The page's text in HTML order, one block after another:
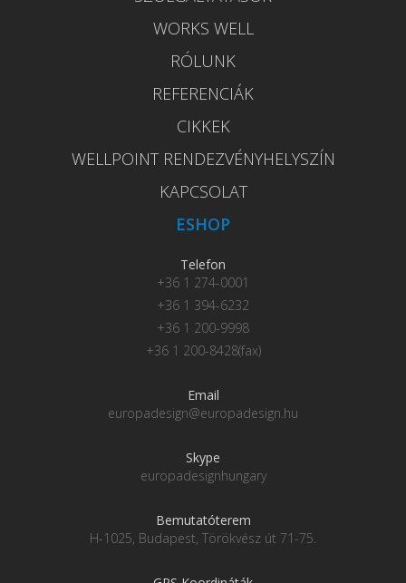
WORKS WELL
RÓLUNK
REFERENCIÁK
CIKKEK
WELLPOINT RENDEZVÉNYHELYSZÍN
KAPCSOLAT
ESHOP
Telefon
+36 1 274-0001
+36 1 394-6232
+36 1 200-9998
+36 1 200-8428(fax)
Email
europadesign@europadesign.hu
Skype
europadesignhungary
Bemutatóterem
H-1025, Budapest, Törökvész út 71-75.